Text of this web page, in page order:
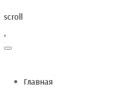
scroll
Toggle
Главная